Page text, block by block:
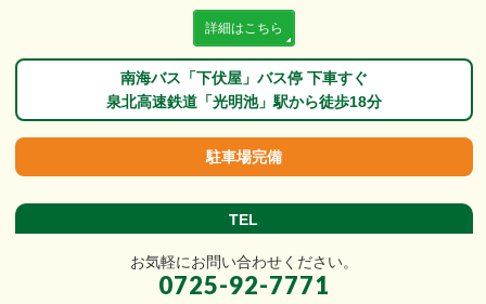
詳細はこちら
南海バス「下伏屋」バス停 下車すぐ
泉北高速鉄道「光明池」駅から徒歩18分
駐車場完備
TEL
お気軽にお問い合わせください。
0725-92-7771